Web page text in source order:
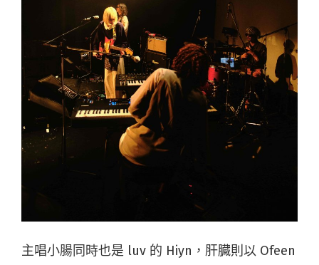
主唱小腸同時也是 luv 的 Hiyn，肝臓則以 Ofeen